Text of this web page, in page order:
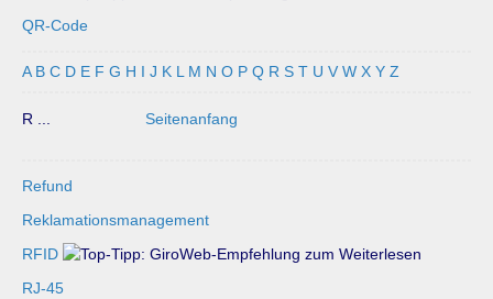
QR-Code
A B C D E F G H I J K L M N O P Q R S T U V W X Y Z
R ... Seitenanfang
Refund
Reklamationsmanagement
RFID
RJ-45